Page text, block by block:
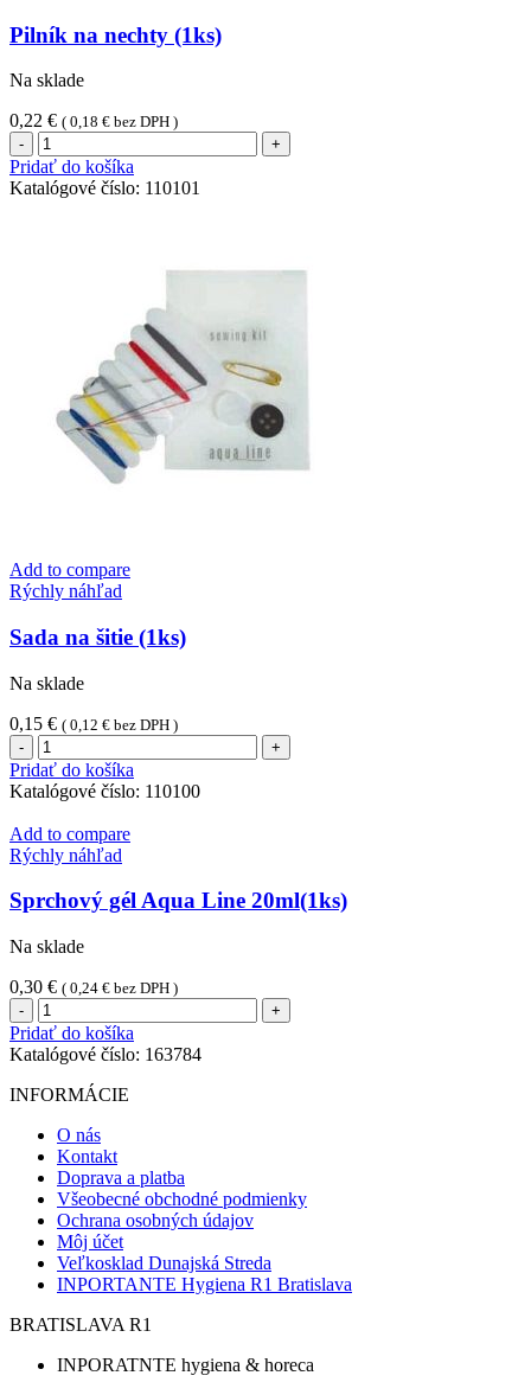
Pilník na nechty (1ks)
Na sklade
0,22 € ( 0,18 € bez DPH )
množstvo
Pilník
na
nechty
Pridať do košíka
Katalógové číslo: 110101
Add to compare
Rýchly náhľad
Sada na šitie (1ks)
Na sklade
0,15 € ( 0,12 € bez DPH )
množstvo
Sada
na
šitie
(1ks)
Pridať do košíka
Katalógové číslo: 110100
Add to compare
Rýchly náhľad
Sprchový gél Aqua Line 20ml(1ks)
Na sklade
0,30 € ( 0,24 € bez DPH )
množstvo
Sprchový
gél
Aqua
Line
Pridať do košíka
Katalógové číslo: 163784
INFORMÁCIE
O nás
Kontakt
Doprava a platba
Všeobecné obchodné podmienky
Ochrana osobných údajov
Môj účet
Veľkosklad Dunajská Streda
INPORTANTE Hygiena R1 Bratislava
BRATISLAVA R1
INPORATNTE hygiena & horeca